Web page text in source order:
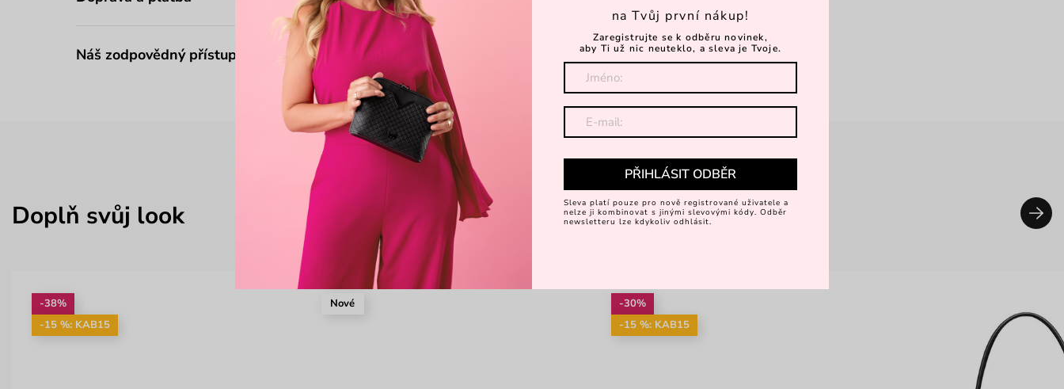
Náš zodpovědný přístup
Doplň svůj look
-38%
-15 %: KAB15
Nové
-30%
-15 %: KAB15
na Tvůj první nákup!
Zaregistrujte se k odběru novinek,
aby Ti už nic neuteklo, a sleva je Tvoje.
PŘIHLÁSIT ODBĚR
Sleva platí pouze pro nově registrované uživatele a
nelze ji kombinovat s jinými slevovými kódy. Odběr
newsletteru lze kdykoliv odhlásit.